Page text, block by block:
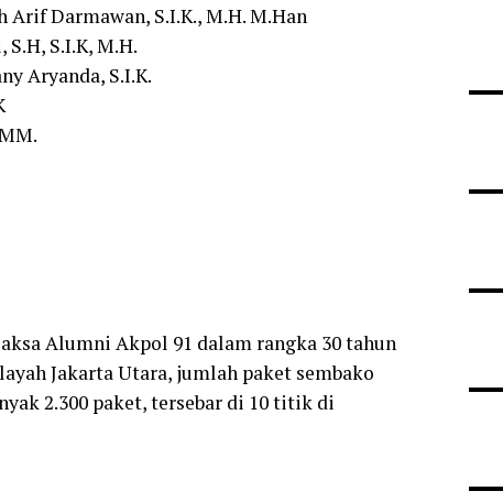
Darmawan, S.I.K., M.H. M.Han
S.I.K, M.H.
Aryanda, S.I.K.
Alumni Akpol 91 dalam rangka 30 tahun
Jakarta Utara, jumlah paket sembako
2.300 paket, tersebar di 10 titik di